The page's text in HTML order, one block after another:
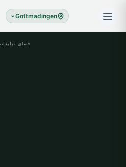
Gottmadingen
فضای